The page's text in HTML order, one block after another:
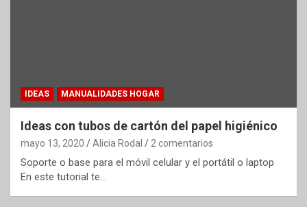
IDEAS MANUALIDADES HOGAR
Ideas con tubos de cartón del papel higiénico
mayo 13, 2020 Alicia Rodal 2 comentarios
Soporte o base para el móvil celular y el portátil o laptop
En este tutorial te…